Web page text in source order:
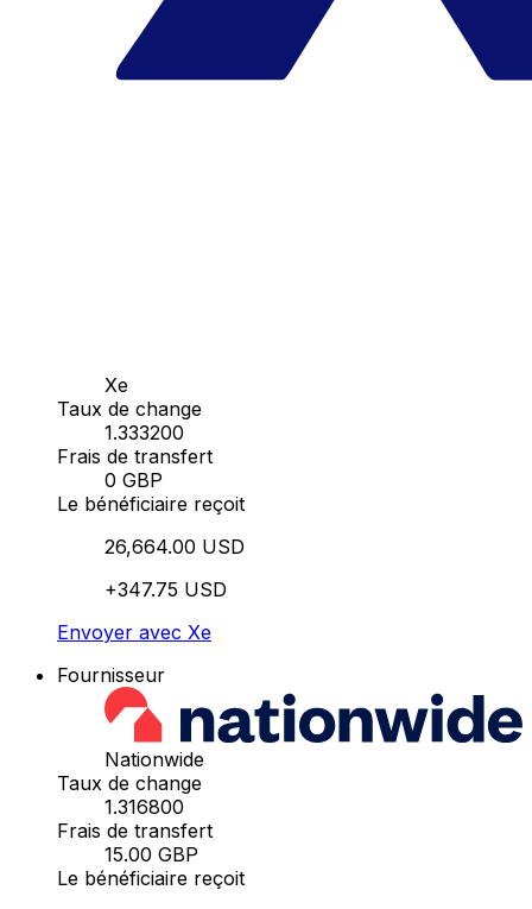
Xe
Taux de change
1.333200
Frais de transfert
0 GBP
Le bénéficiaire reçoit
26,664.00 USD
+347.75 USD
Envoyer avec Xe
Fournisseur
Nationwide
Taux de change
1.316800
Frais de transfert
15.00 GBP
Le bénéficiaire reçoit